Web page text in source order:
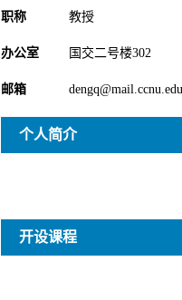
职称 教授
办公室 国交二号楼302
邮箱
个人简介
开设课程